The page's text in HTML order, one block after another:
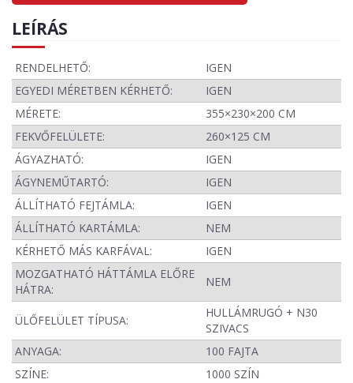
LEÍRÁS
RENDELHETŐ:
IGEN
EGYEDI MÉRETBEN KÉRHETŐ:
IGEN
MÉRETE:
355×230×200 CM
FEKVŐFELÜLETE:
260×125 CM
ÁGYAZHATÓ:
IGEN
ÁGYNEMŰTARTÓ:
IGEN
ÁLLÍTHATÓ FEJTÁMLA:
IGEN
ÁLLÍTHATÓ KARTÁMLA:
NEM
KÉRHETŐ MÁS KARFÁVAL:
IGEN
MOZGATHATÓ HÁTTÁMLA ELŐRE
HÁTRA:
NEM
ÜLŐFELÜLET TÍPUSA:
HULLÁMRUGÓ + N30
SZIVACS
ANYAGA:
100 FAJTA
SZÍNE:
1000 SZÍN